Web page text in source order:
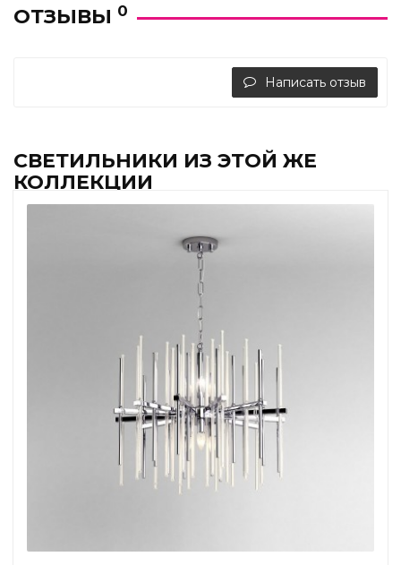
ОТЗЫВЫ 0
Написать отзыв
СВЕТИЛЬНИКИ ИЗ ЭТОЙ ЖЕ
КОЛЛЕКЦИИ